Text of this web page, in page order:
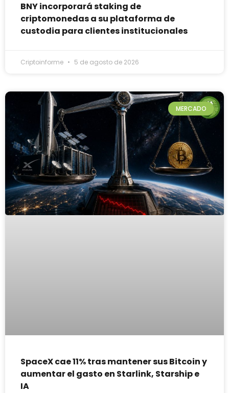
BNY incorporará staking de
criptomonedas a su plataforma de
custodia para clientes institucionales
Criptoinforme 5 de agosto de 2026
MERCADO
SpaceX cae 11% tras mantener sus Bitcoin y
aumentar el gasto en Starlink, Starship e
IA